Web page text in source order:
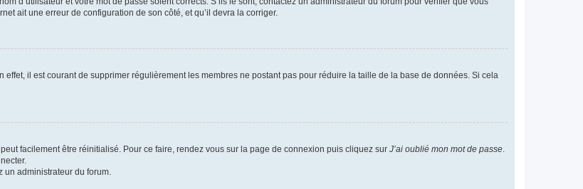
ait une erreur de configuration de son côté, et qu’il devra la corriger.
effet, il est courant de supprimer régulièrement les membres ne postant pas pour réduire la taille de la base de données. Si cela
facilement être réinitialisé. Pour ce faire, rendez vous sur la page de connexion puis cliquez sur J’ai oublié mon mot de passe
administrateur du forum.